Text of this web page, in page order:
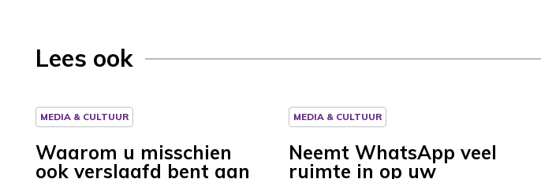
Lees ook
MEDIA & CULTUUR
Waarom u misschien
ook verslaafd bent aan
MEDIA & CULTUUR
Neemt WhatsApp veel
ruimte in op uw